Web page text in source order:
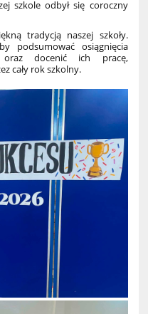
szkole odbył się coroczny
tradycją naszej szkoły.
podsumować osiągnięcia
docenić ich pracę,
cały rok szkolny.